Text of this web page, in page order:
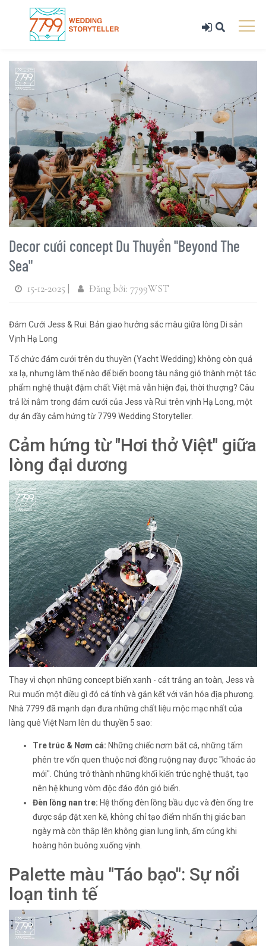
Decor cưới concept Du Thuyền "Beyond The
Sea"
15-12-2025 | Đăng bởi: 7799WST
Đám Cưới Jess & Rui: Bản giao hưởng sắc màu giữa lòng Di sản
Vịnh Hạ Long
Tổ chức đám cưới trên du thuyền (Yacht Wedding) không còn quá
xa lạ, nhưng làm thế nào để biến boong tàu nắng gió thành một tác
phẩm nghệ thuật đậm chất Việt mà vẫn hiện đại, thời thượng? Câu
trả lời nằm trong đám cưới của Jess và Rui trên vịnh Hạ Long, một
dự án đầy cảm hứng từ 7799 Wedding Storyteller.
Cảm hứng từ "Hơi thở Việt" giữa
lòng đại dương
Thay vì chọn những concept biển xanh - cát trắng an toàn, Jess và
Rui muốn một điều gì đó cá tính và gắn kết với văn hóa địa phương.
Nhà 7799 đã mạnh dạn đưa những chất liệu mộc mạc nhất của
làng quê Việt Nam lên du thuyền 5 sao:
Tre trúc & Nơm cá: Những chiếc nơm bắt cá, những tấm
phên tre vốn quen thuộc nơi đồng ruộng nay được "khoác áo
mới". Chúng trở thành những khối kiến trúc nghệ thuật, tạo
nên hệ khung vòm độc đáo đón gió biển.
Đèn lồng nan tre: Hệ thống đèn lồng bầu dục và đèn ống tre
được sắp đặt xen kẽ, không chỉ tạo điểm nhấn thị giác ban
ngày mà còn thắp lên không gian lung linh, ấm cúng khi
hoàng hôn buông xuống vịnh.
Palette màu "Táo bạo": Sự nổi
loạn tinh tế